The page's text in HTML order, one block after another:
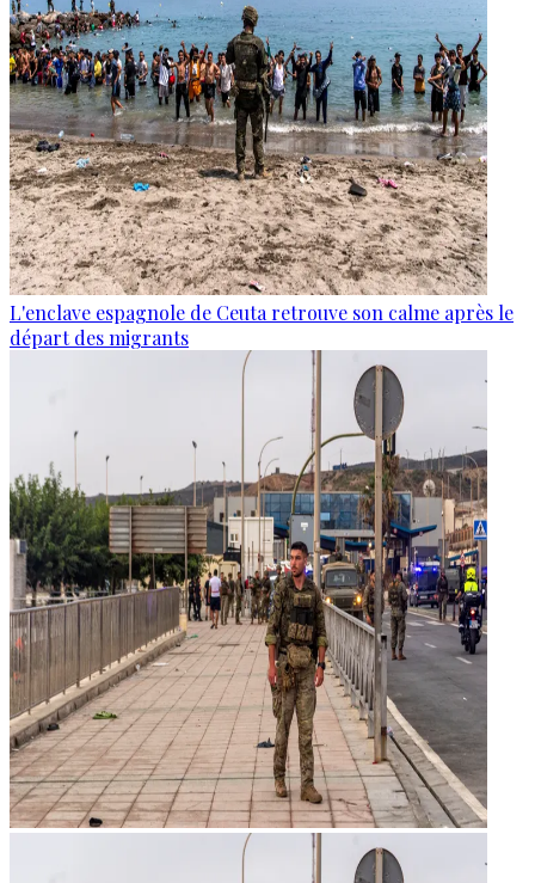
L'enclave espagnole de Ceuta retrouve son calme après le
départ des migrants